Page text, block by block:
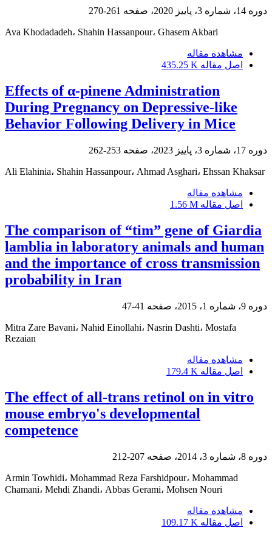
دوره 14، شماره 3، پاییز 2020، صفحه 261-270
Ava Khodadadeh، Shahin Hassanpour، Ghasem Akbari
مشاهده مقاله
اصل مقاله 435.25 K
Effects of α-pinene Administration
During Pregnancy on Depressive-like
Behavior Following Delivery in Mice
دوره 17، شماره 3، پاییز 2023، صفحه 253-262
Ali Elahinia، Shahin Hassanpour، Ahmad Asghari، Ehssan Khaksar
مشاهده مقاله
اصل مقاله 1.56 M
The comparison of “tim” gene of Giardia
lamblia in laboratory animals and human
and the importance of cross transmission
probability in Iran
دوره 9، شماره 1، 2015، صفحه 41-47
Mitra Zare Bavani، Nahid Einollahi، Nasrin Dashti، Mostafa
Rezaian
مشاهده مقاله
اصل مقاله 179.4 K
The effect of all-trans retinol on in vitro
mouse embryo's developmental
competence
دوره 8، شماره 3، 2014، صفحه 207-212
Armin Towhidi، Mohammad Reza Farshidpour، Mohammad
Chamani، Mehdi Zhandi، Abbas Gerami، Mohsen Nouri
مشاهده مقاله
اصل مقاله 109.17 K